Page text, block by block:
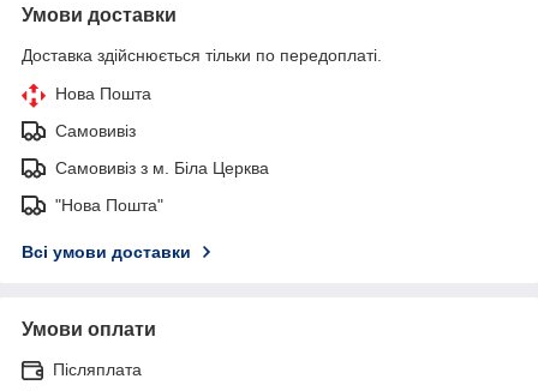
Умови доставки
Доставка здійснюється тільки по передоплаті.
Нова Пошта
Самовивіз
Самовивіз з м. Біла Церква
"Нова Пошта"
Всі умови доставки
Умови оплати
Післяплата